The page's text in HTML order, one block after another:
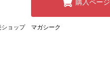
ショップ マガシーク